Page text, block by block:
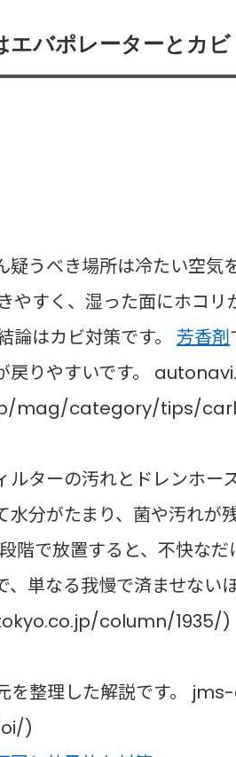
エバポレーターとカビ
うべき場所は冷たい空気
やすく、湿った面にホコ
論はカビ対策です。芳香剤
戻りやすいです。
mag/category/tips/
ターの汚れとドレンホー
分がたまり、菌や汚れが
階で放置すると、不快な
単なる我慢で済ませない
column/1935/)
を整理した解説です。
)